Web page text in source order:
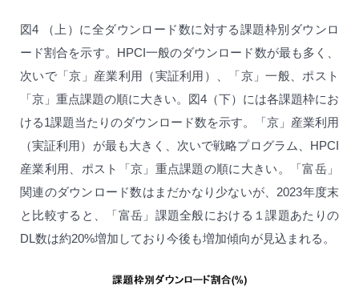
図4 （上）に全ダウンロード数に対する課題枠別ダウンロ
ード割合を示す。HPCI一般のダウンロード数が最も多く、
次いで「京」産業利用（実証利用）、「京」一般、ポスト
「京」重点課題の順に大きい。図4（下）には各課題枠にお
ける1課題当たりのダウンロード数を示す。「京」産業利用
（実証利用）が最も大きく、次いで戦略プログラム、HPCI
産業利用、ポスト「京」重点課題の順に大きい。「富岳」
関連のダウンロード数はまだかなり少ないが、2023年度末
と比較すると、「富岳」課題全般における１課題あたりの
DL数は約20%増加しており今後も増加傾向が見込まれる。